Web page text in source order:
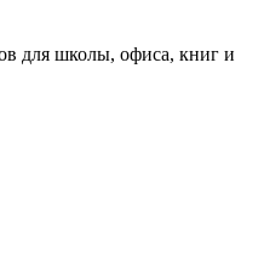
для школы, офиса, книг и